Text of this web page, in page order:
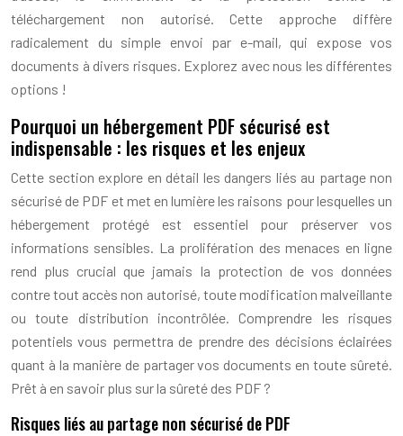
téléchargement non autorisé. Cette approche diffère
radicalement du simple envoi par e-mail, qui expose vos
documents à divers risques. Explorez avec nous les différentes
options !
Pourquoi un hébergement PDF sécurisé est
indispensable : les risques et les enjeux
Cette section explore en détail les dangers liés au partage non
sécurisé de PDF et met en lumière les raisons pour lesquelles un
hébergement protégé est essentiel pour préserver vos
informations sensibles. La prolifération des menaces en ligne
rend plus crucial que jamais la protection de vos données
contre tout accès non autorisé, toute modification malveillante
ou toute distribution incontrôlée. Comprendre les risques
potentiels vous permettra de prendre des décisions éclairées
quant à la manière de partager vos documents en toute sûreté.
Prêt à en savoir plus sur la sûreté des PDF ?
Risques liés au partage non sécurisé de PDF